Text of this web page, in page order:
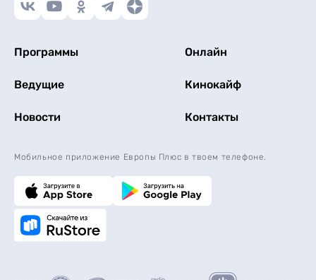
Программы Онлайн
Ведущие Кинокайф
Новости Контакты
Мобильное приложение Европы Плюс в твоем телефоне.